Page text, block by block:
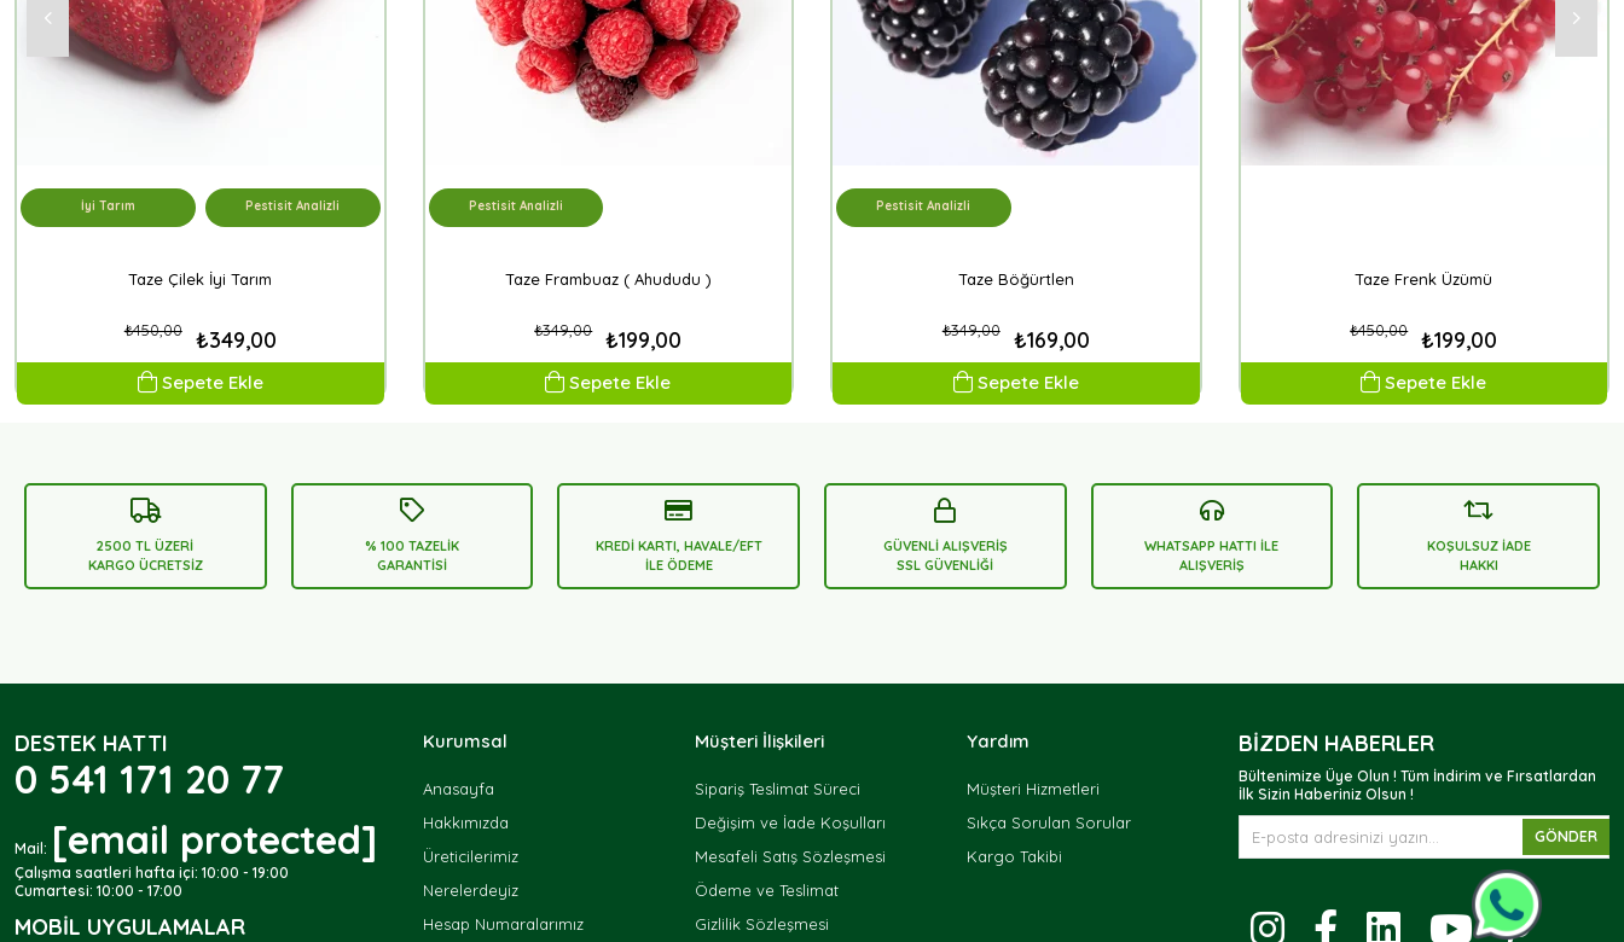
Taze Çilek İyi Tarım
₺349,00
₺450,00
Sepete Ekle
İyi Tarım Pestisit Analizli
Taze Frambuaz ( Ahududu )
₺199,00
₺349,00
Sepete Ekle
Pestisit Analizli
Taze Böğürtlen
₺169,00
₺349,00
Sepete Ekle
Pestisit Analizli
Taze Frenk Üzümü
₺199,00
₺450,00
Sepete Ekle
2500 TL ÜZERİ
KARGO ÜCRETSİZ
% 100 TAZELİK
GARANTİSİ
KREDİ KARTI, HAVALE/EFT
İLE ÖDEME
GÜVENLİ ALIŞVERİŞ
SSL GÜVENLİĞİ
WHATSAPP HATTI İLE
ALIŞVERİŞ
KOŞULSUZ İADE
HAKKI
DESTEK HATTI
0 541 171 20 77
Mail: [email protected]
Çalışma saatleri hafta içi: 10:00 - 19:00
Cumartesi: 10:00 - 17:00
MOBIL UYGULAMALAR
Kurumsal
Anasayfa
Hakkımızda
Üreticilerimiz
Nerelerdeyiz
Hesap Numaralarımız
Müşteri İlişkileri
Sipariş Teslimat Süreci
Değişim ve İade Koşulları
Mesafeli Satış Sözleşmesi
Ödeme ve Teslimat
Gizlilik Sözleşmesi
Yardım
Müşteri Hizmetleri
Sıkça Sorulan Sorular
Kargo Takibi
BIZDEN HABERLER
Bültenimize Üye Olun ! Tüm İndirim ve Fırsatlardan
İlk Sizin Haberiniz Olsun !
GÖNDER